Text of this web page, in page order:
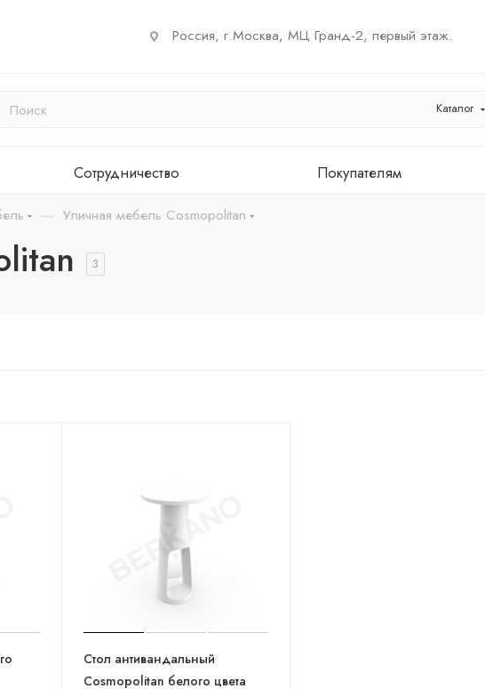
Россия, г.Москва, МЦ Гранд-2, первый этаж.
Каталог
Сотрудничество Покупателям
— Уличная мебель Cosmopolitan
3
Стол антивандальный
Cosmopolitan белого цвета